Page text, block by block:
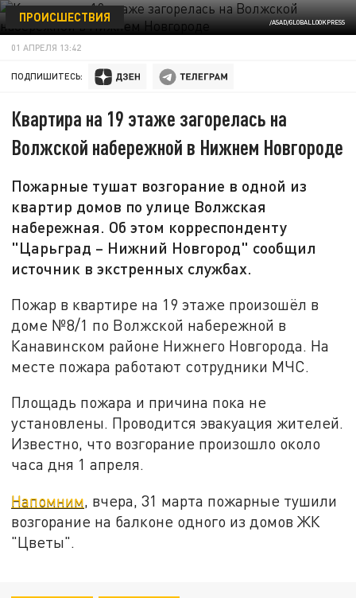
/ASAD/GLOBALLOOKPRESS
ПРОИСШЕСТВИЯ
01 АПРЕЛЯ 13:42
ПОДПИШИТЕСЬ:
Квартира на 19 этаже загорелась на
Волжской набережной в Нижнем Новгороде
Пожарные тушат возгорание в одной из
квартир домов по улице Волжская
набережная. Об этом корреспонденту
"Царьград – Нижний Новгород" сообщил
источник в экстренных службах.
Пожар в квартире на 19 этаже произошёл в
доме №8/1 по Волжской набережной в
Канавинском районе Нижнего Новгорода. На
месте пожара работают сотрудники МЧС.
Площадь пожара и причина пока не
установлены. Проводится эвакуация жителей.
Известно, что возгорание произошло около
часа дня 1 апреля.
Напомним, вчера, 31 марта пожарные тушили
возгорание на балконе одного из домов ЖК
"Цветы".